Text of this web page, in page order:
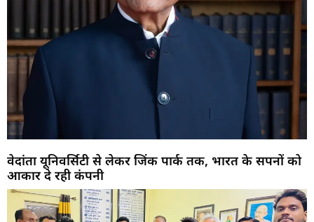
वेदांता यूनिवर्सिटी से लेकर जिंक पार्क तक, भारत के सपनों को
आकार दे रही कंपनी